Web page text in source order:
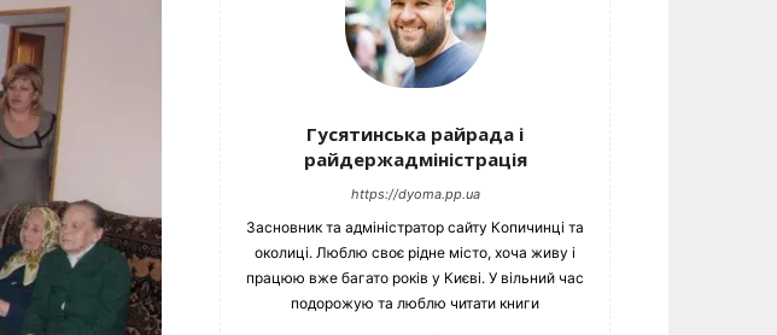
Гусятинська райрада і
райдержадміністрація
https://dyoma.pp.ua
Засновник та адміністратор сайту Копичинці та
околиці. Люблю своє рідне місто, хоча живу і
працюю вже багато років у Києві. У вільний час
подорожую та люблю читати книги